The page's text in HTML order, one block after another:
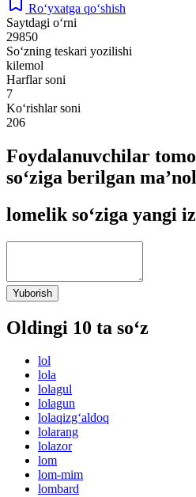
Ro‘yxatga qo‘shish
Saytdagi o‘rni
29850
So‘zning teskari yozilishi
kilemol
Harflar soni
7
Ko‘rishlar soni
206
Foydalanuvchilar
so‘ziga berilgan
lomelik so‘ziga yangi
Yuborish
Oldingi 10 ta so‘z
lol
lola
lolagul
lolagun
lolaqizg‘aldoq
lolarang
lolazor
lom
lom-mim
lombard